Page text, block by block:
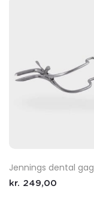
Jennings dental gag
kr. 249,00